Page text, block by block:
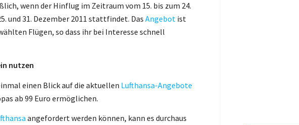
wenn der Hinflug im Zeitraum vom 15. bis zum 24.
und 31. Dezember 2011 stattfindet. DasAngebot ist
Flügen, so dass ihr bei Interesse schnell
nutzen
einen Blick auf die aktuellen Lufthansa-Angebote
ab 99 Euro ermöglichen.
angefordert werden können, kann es durchaus